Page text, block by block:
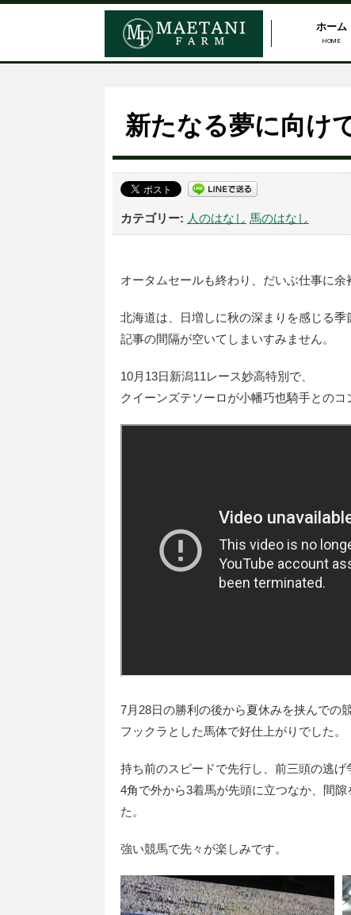
ホーム
HOME
新たなる夢に向けて
人のはなし 馬のはなし
オータムセールも終わり、だいぶ仕事に
北海道は、日増しに秋の深まりを感じる
記事の間隔が空いてしまいすみません。
10月13日新潟11レース妙高特別で、
クイーンズテソーロが小幡巧也騎手とのコ
7月28日の勝利の後から夏休みを挟んでの競
フックラとした馬体で好仕上がりでした。
持ち前のスピードで先行し、前三頭の逃げ
4角で外から3着馬が先頭に立つなか、間
た。
強い競馬で先々が楽しみです。